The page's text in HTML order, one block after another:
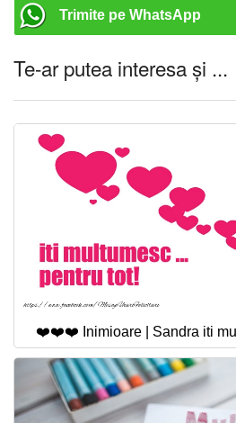
Trimite pe WhatsApp
Te-ar putea interesa și ...
❤️❤️❤️ Inimioare | Sandra iti